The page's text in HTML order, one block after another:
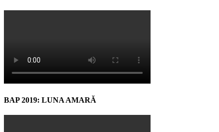
BAP 2019: LUNA AMARĂ